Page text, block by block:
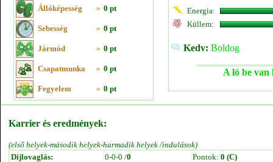
Állóképesség » 0 pt
Sebesség » 0 pt
Jármód » 0 pt
Csapatmunka » 0 pt
Fegyelem » 0 pt
Energia:
Küllem:
Kedv: Boldog
A ló be van
Karrier és eredmények:
(első helyek-második helyek-harmadik helyek /indulások)
Díjlovaglás:
0-0-0 /0 Pontok: 0 (C)